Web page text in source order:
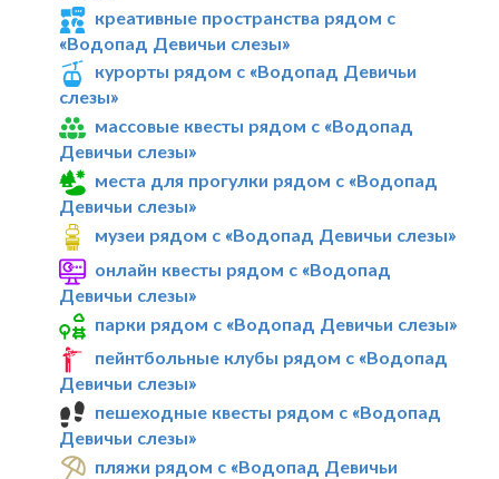
креативные пространства рядом с
«Водопад Девичьи слезы»
курорты рядом с «Водопад Девичьи
слезы»
массовые квесты рядом с «Водопад
Девичьи слезы»
места для прогулки рядом с «Водопад
Девичьи слезы»
музеи рядом с «Водопад Девичьи слезы»
онлайн квесты рядом с «Водопад
Девичьи слезы»
парки рядом с «Водопад Девичьи слезы»
пейнтбольные клубы рядом с «Водопад
Девичьи слезы»
пешеходные квесты рядом с «Водопад
Девичьи слезы»
пляжи рядом с «Водопад Девичьи